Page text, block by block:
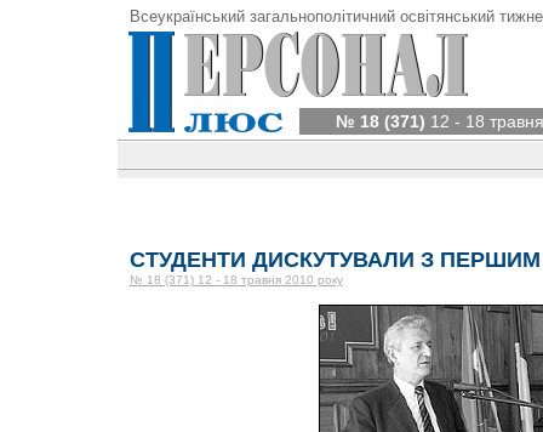
Всеукраїнський загальнополітичний освітянський
№ 18 (371) 12 - 18
СТУДЕНТИ ДИСКУТУВАЛИ З
№ 18 (371) 12 - 18 травня 2010 року